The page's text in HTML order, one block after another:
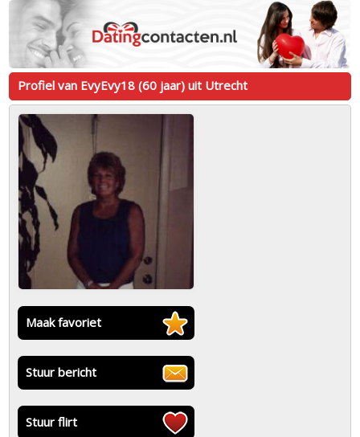
Profiel van EvyEvy18 (60 jaar) uit Utrecht
Maak favoriet
Stuur bericht
Stuur flirt